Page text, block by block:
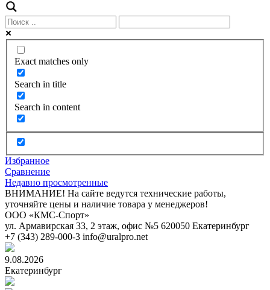
Exact matches only
Search in title
Search in content
Избранное
Сравнение
Недавно просмотренные
ВНИМАНИЕ! На сайте ведутся технические работы,
уточняйте цены и наличие товара у менеджеров!
ООО «КМС-Спорт»
ул. Армавирская 33, 2 этаж, офис №5 620050 Екатеринбург
+7 (343) 289-000-3 info@uralpro.net
9.08.2026
Екатеринбург